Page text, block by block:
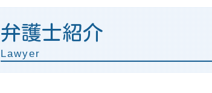
権利者
相続
談
り直し
離婚
離婚
離婚
離婚
流れ
人再生
期間 クレジットカード
産 受任通知
不動
賃料
土地
不法
契約書
務部
回収 方法
務とは
請求された
弁護士紹介
Lawyer